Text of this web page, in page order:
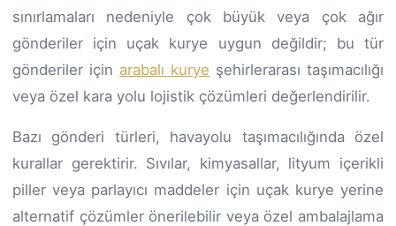
sınırlamaları nedeniyle çok büyük veya çok ağır
gönderiler için uçak kurye uygun değildir; bu tür
gönderiler için arabalı kurye şehirlerarası taşımacılığı
veya özel kara yolu lojistik çözümleri değerlendirilir.
Bazı gönderi türleri, havayolu taşımacılığında özel
kurallar gerektirir. Sıvılar, kimyasallar, lityum içerikli
piller veya parlayıcı maddeler için uçak kurye yerine
alternatif çözümler önerilebilir veya özel ambalajlama